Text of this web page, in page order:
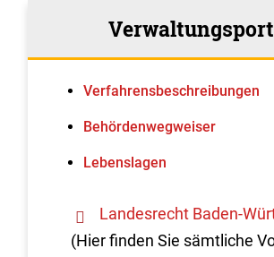
Verfahrens­beschreibungen
Behördenwegweiser
Lebenslagen
Landesrecht Baden-
(Hier finden Sie sämtliche